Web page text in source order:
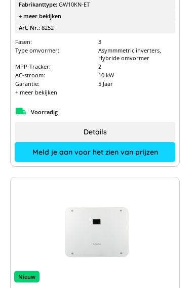
Fabrikanttype: GW10KN-ET
+ meer bekijken
Art. Nr.: 8252
Fasen:
3
Type omvormer:
Asymmmetric inverters,
Hybride omvormer
MPP-Tracker:
2
AC-stroom:
10 kW
Garantie:
5 Jaar
+ meer bekijken
Voorradig
Meld je aan voor het zien van prijzen
Details
Nieuw